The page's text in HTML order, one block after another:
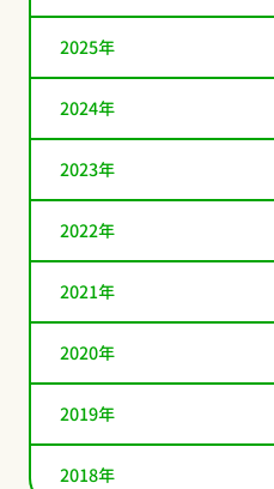
2025年
2024年
2023年
2022年
2021年
2020年
2019年
2018年